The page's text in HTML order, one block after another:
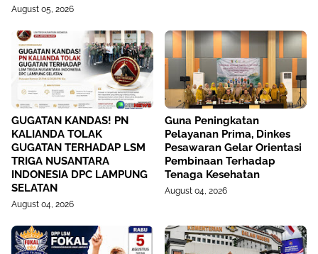
August 05, 2026
GUGATAN KANDAS! PN
KALIANDA TOLAK
GUGATAN TERHADAP LSM
TRIGA NUSANTARA
INDONESIA DPC LAMPUNG
SELATAN
August 04, 2026
Guna Peningkatan
Pelayanan Prima, Dinkes
Pesawaran Gelar Orientasi
Pembinaan Terhadap
Tenaga Kesehatan
August 04, 2026